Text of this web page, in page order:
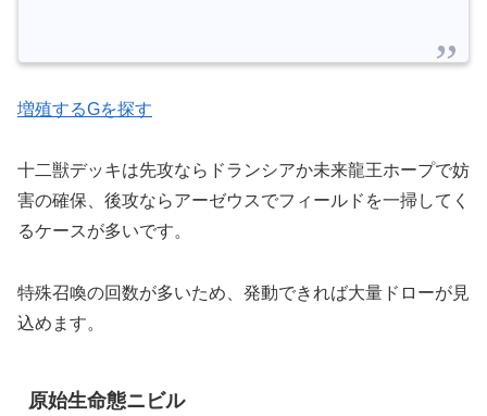
増殖するGを探す
十二獣デッキは先攻ならドランシアか未来龍王ホープで妨
害の確保、後攻ならアーゼウスでフィールドを一掃してく
るケースが多いです。
特殊召喚の回数が多いため、発動できれば大量ドローが見
込めます。
原始生命態ニビル